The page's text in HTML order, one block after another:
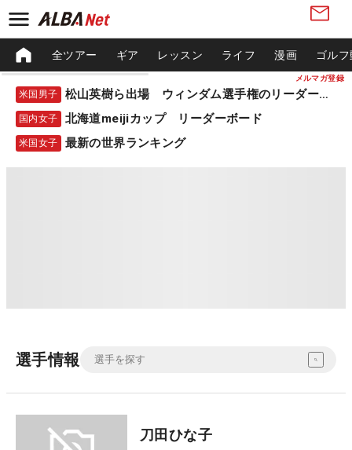
メルマガ登録
全ツアー ギア レッスン ライフ 漫画 ゴル
米国男子 松山英樹ら出場 ウィンダム選手権のリーダーボード
国内女子 北海道meijiカップ リーダーボード
米国女子 最新の世界ランキング
選手情報
刀田ひな子